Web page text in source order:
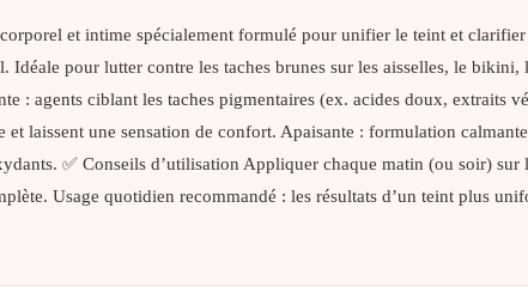
et intime spécialement formulé pour unifier le teint et clarifier
pour lutter contre les taches brunes sur les aisselles, le bikini,
: agents ciblant les taches pigmentaires (ex. acides doux, extraits
laissent une sensation de confort. Apaisante : formulation
✅ Conseils d’utilisation Appliquer chaque matin (ou soir) sur
Usage quotidien recommandé : les résultats d’un teint plus